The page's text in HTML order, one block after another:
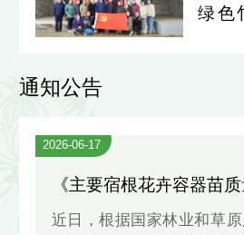
绿色
通知公告
2026-06-17
近日，根据国家林业和草